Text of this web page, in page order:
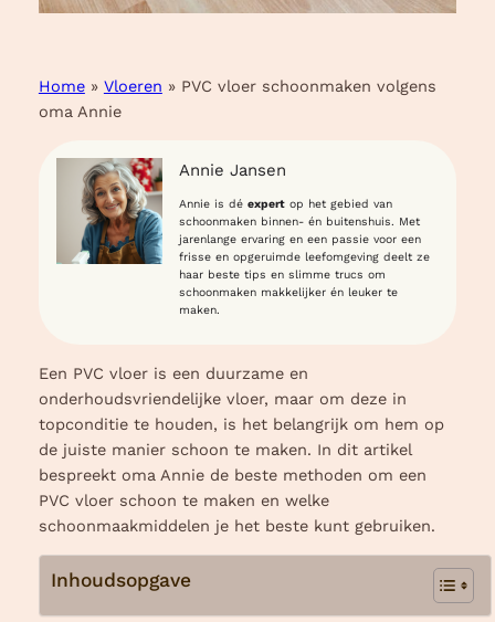
Home » Vloeren »PVC vloer schoonmaken volgens
oma Annie
Annie Jansen
Annie is dé expertop het gebied van
schoonmaken binnen- én buitenshuis. Met
jarenlange ervaring en een passie voor een
frisse en opgeruimde leefomgeving deelt ze
haar beste tips en slimme trucs om
schoonmaken makkelijker én leuker te
maken.
Een PVC vloer is een duurzame en
onderhoudsvriendelijke vloer, maar om deze in
topconditie te houden, is het belangrijk om hem op
de juiste manier schoon te maken. In dit artikel
bespreekt oma Annie de beste methoden om een
PVC vloer schoon te maken en welke
schoonmaakmiddelen je het beste kunt gebruiken.
Inhoudsopgave